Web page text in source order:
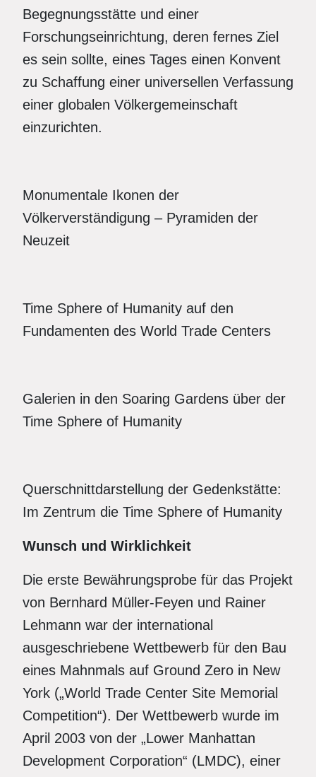
Begegnungsstätte und einer
Forschungseinrichtung, deren fernes Ziel
es sein sollte, eines Tages einen Konvent
zu Schaffung einer universellen Verfassung
einer globalen Völkergemeinschaft
einzurichten.
Monumentale Ikonen der
Völkerverständigung – Pyramiden der
Neuzeit
Time Sphere of Humanity auf den
Fundamenten des World Trade Centers
Galerien in den Soaring Gardens über der
Time Sphere of Humanity
Querschnittdarstellung der Gedenkstätte:
Im Zentrum die Time Sphere of Humanity
Wunsch und Wirklichkeit
Die erste Bewährungsprobe für das Projekt
von Bernhard Müller-Feyen und Rainer
Lehmann war der international
ausgeschriebene Wettbewerb für den Bau
eines Mahnmals auf Ground Zero in New
York („World Trade Center Site Memorial
Competition“). Der Wettbewerb wurde im
April 2003 von der „Lower Manhattan
Development Corporation“ (LMDC), einer